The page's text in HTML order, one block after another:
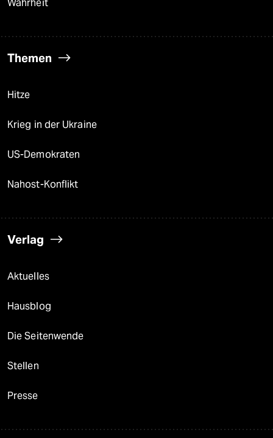
Wahrheit
Themen
Hitze
Krieg in der Ukraine
US-Demokraten
Nahost-Konflikt
Verlag
Aktuelles
Hausblog
Die Seitenwende
Stellen
Presse